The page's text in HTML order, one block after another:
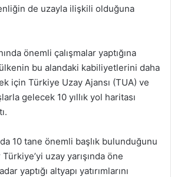
de uzayla ilişkili olduğuna
önemli çalışmalar yaptığına
bu alandaki kabiliyetlerini daha
için Türkiye Uzay Ajansı (TUA) ve
gelecek 10 yıllık yol haritası
10 tane önemli başlık bulunduğunu
uzay yarışında öne
yaptığı altyapı yatırımlarını